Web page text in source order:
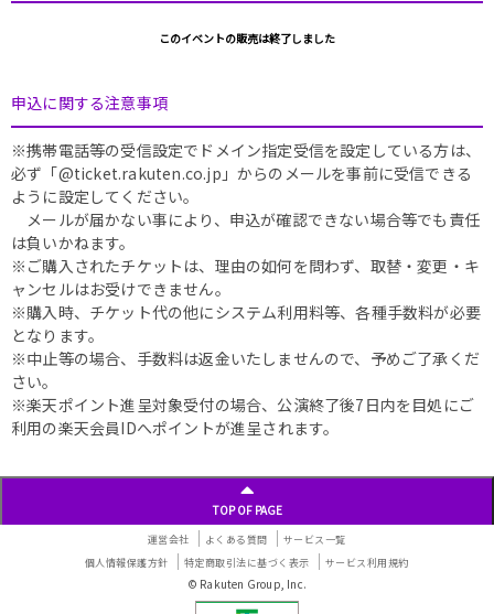
このイベントの販売は終了しました
申込に関する注意事項
※携帯電話等の受信設定でドメイン指定受信を設定している方は、
必ず「@ticket.rakuten.co.jp」からのメールを事前に受信できる
ように設定してください。
メールが届かない事により、申込が確認できない場合等でも責任
は負いかねます。
※ご購入されたチケットは、理由の如何を問わず、取替・変更・キ
ャンセルはお受けできません。
※購入時、チケット代の他にシステム利用料等、各種手数料が必要
となります。
※中止等の場合、手数料は返金いたしませんので、予めご了承くだ
さい。
※楽天ポイント進呈対象受付の場合、公演終了後7日内を目処にご
利用の楽天会員IDへポイントが進呈されます。
TOP OF PAGE
運営会社 よくある質問
サービス一覧
個人情報保護方針
特定商取引法に基づく表示 サービス利用規約
© Rakuten Group, Inc.